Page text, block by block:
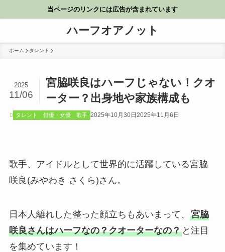
当ページのリンクには広告が含まれています
ハーフオアノット
ホーム タレント
宮脇咲良はハーフじゃない！クオ
ーター？出身地や家族構成も
2025
11/06
タレント 俳優・女優 歌手 2025年10月30日 2025年11月6日
歌手、アイドルとして世界的に活躍している宮脇
咲良(みやわき さくら)さん。
日本人離れした整った顔立ちもあいまって、 宮脇
咲良さんはハーフなの？クオーターなの？と注目
を集めています！